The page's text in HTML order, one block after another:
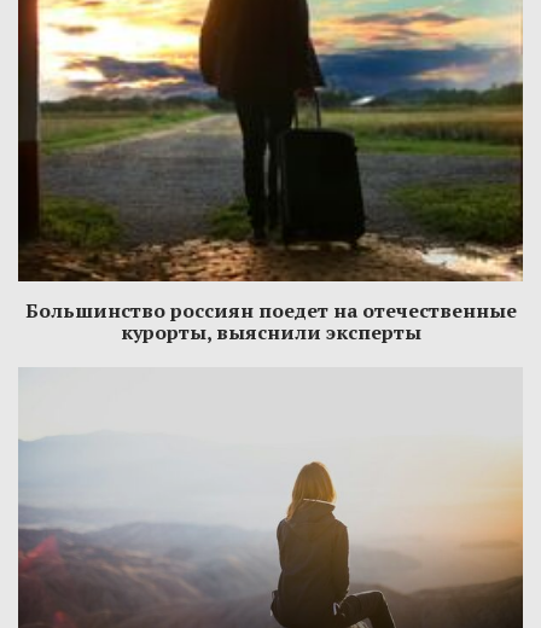
Большинство россиян поедет на отечественные
курорты, выяснили эксперты